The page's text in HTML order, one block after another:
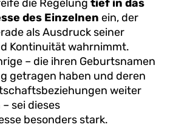
die Regelung tief in das
des Einzelnen ein, der
als Ausdruck seiner
Kontinuität wahrnimmt.
– die ihren Geburtsnamen
getragen haben und deren
weiter
sei dieses
besonders stark.